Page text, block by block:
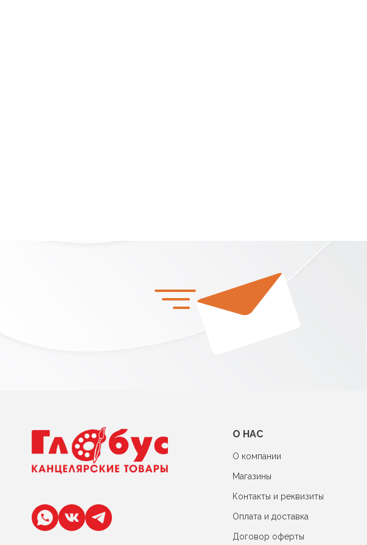
О НАС
О компании
Магазины
Контакты и реквизиты
Оплата и доставка
Договор оферты